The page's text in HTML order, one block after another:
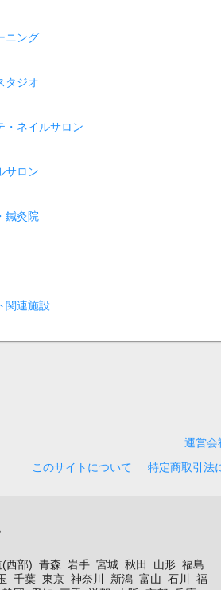
ニング
タジオ
・ネイルサロン
サロン
鍼灸院
関連施設
運営会
このサイトについて
特定商取引法
西部) 青森 岩手 宮城 秋田 山形 福島
千葉 東京 神奈川 新潟 富山 石川
福